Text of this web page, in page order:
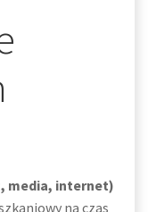
media, internet)
na czas